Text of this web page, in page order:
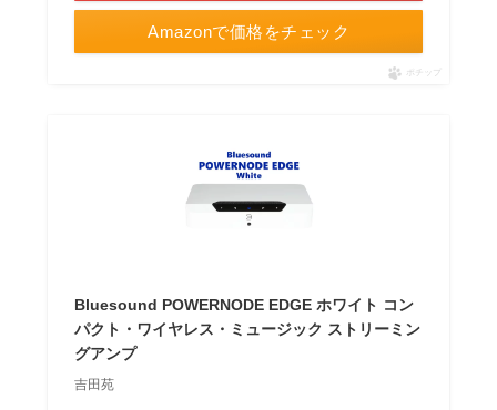
Amazonで価格をチェック
ポチップ
Bluesound POWERNODE EDGE ホワイト コン
パクト・ワイヤレス・ミュージック ストリーミン
グアンプ
吉田苑